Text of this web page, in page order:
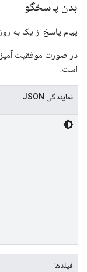
بدن پاسخگو
پیام پاسخ از یک به
در صورت موفقیت آمیز
است:
نمایندگی JSON
فیلدها